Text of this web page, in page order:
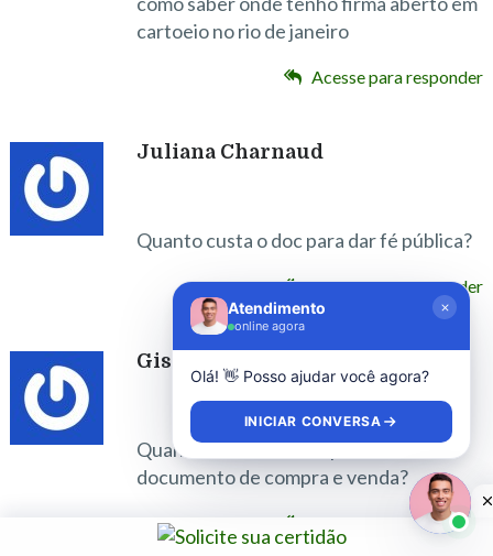
cartoeio no rio de janeiro
Acesse para responder
Juliana Charnaud
Quanto custa o doc para dar fé pública?
Acesse para responder
Gislene
Quanto esta custando pra altenticar
documento de compra e venda?
Acesse para responder
Atendimento
online agora
Olá! 👋 Posso ajudar você agora?
INICIAR CONVERSA